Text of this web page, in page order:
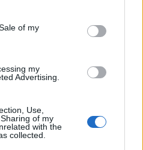
purposes in below Google
of my
my
Advertising.
Use,
of my
with the
collected.
Sportmagazine